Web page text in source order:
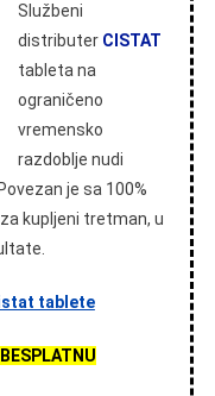
Službeni
distributer CISTAT
tableta na
ograničeno
vremensko
razdoblje nudi
je sa 100%
kupljeni tretman, u
tablete